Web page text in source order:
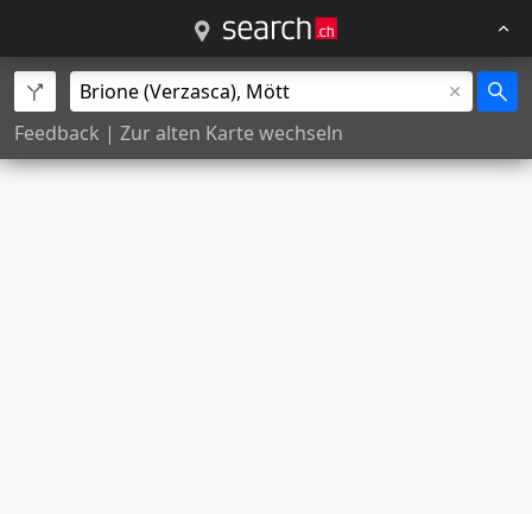
Feedback | Zur alten Karte wechseln